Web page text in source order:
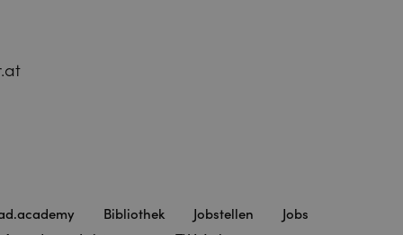
Bibliothek Jobstellen
Jobs